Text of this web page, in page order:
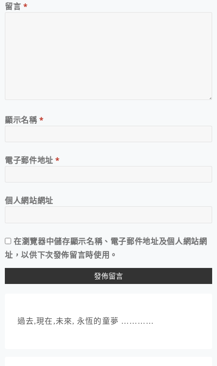
留言 *
顯示名稱*
電子郵件地址*
個人網站網址
在瀏覽器中儲存顯示名稱、電子郵件地址及個人網站網
址，以供下次發佈留言時使用。
過去,現在,未來, 永恆的童夢 …………